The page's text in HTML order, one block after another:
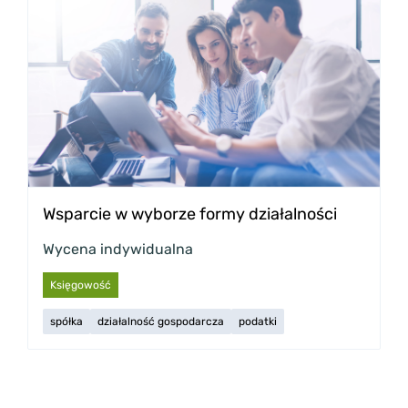
Wsparcie w wyborze formy działalności
Wycena indywidualna
Księgowość
spółka działalność gospodarcza podatki